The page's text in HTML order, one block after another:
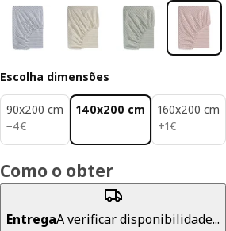
Escolha dimensões
90x200 cm
−4€
4€
140x200 cm
160x200 cm
+1€
1€
Como o obter
EntregaA verificar disponibilidade...